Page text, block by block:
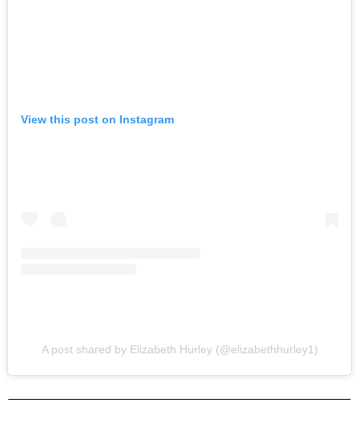
View this post on Instagram
A post shared by Elizabeth Hurley (@elizabethhurley1)